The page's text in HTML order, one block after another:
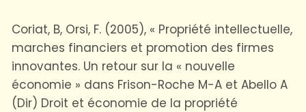
Coriat, B, Orsi, F. (2005), « Propriété intellectuelle,
marches financiers et promotion des firmes
innovantes. Un retour sur la « nouvelle
économie » dans Frison-Roche M-A et Abello A
(Dir) Droit et économie de la propriété